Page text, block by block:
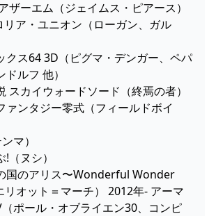
ザーエム（ジェイムス・ピアース）
リア・ユニオン（ローガン、ガル
クス64 3D（ピグマ・デンガー、ペパ
ルフ 他）
スカイウォードソード（終焉の者）
ァンタジー零式（フィールドボイ
マ）
（ヌシ）
国のアリス〜Wonderful Wonder
オット＝マーチ） 2012年- アーマ
ポール・オブライエン30、コンピ